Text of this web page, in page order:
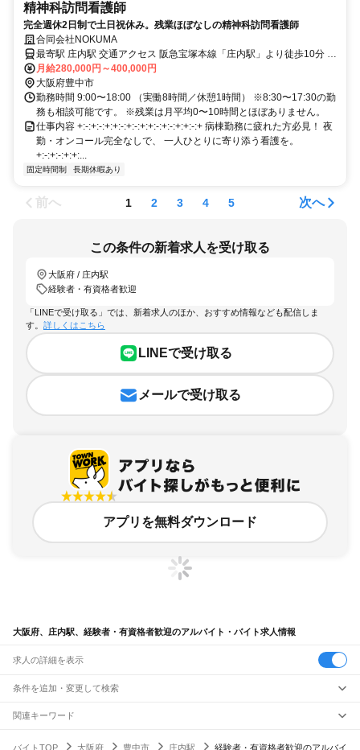
精神科訪問看護師
完全週休2日制で土日祝休み。残業ほぼなしの精神科訪問看護師
合同会社NOKUMA
最寄駅 庄内駅 交通アクセス 阪急宝塚本線「庄内駅」より徒歩10分 ※
バイク通勤OK
月給280,000円～400,000円
大阪府豊中市
勤務時間 9:00〜18:00 （実働8時間／休憩1時間） ※8:30〜17:30の勤
務も相談可能です。 ※残業は月平均0〜10時間とほぼありません。
仕事内容 +:-:+:-:+:+:-:+:-:+:+:-:+:-:+:+:-:+ 病棟勤務に疲れた方必見！ 夜
勤・オンコール完全なしで、 一人ひとりに寄り添う看護を。
+:-:+:-:+:+:...
固定時間制 長期休暇あり
前へ 1 2 3 4 5 次へ
この条件の新着求人を受け取る
大阪府 / 庄内駅
経験者・有資格者歓迎
「LINEで受け取る」では、新着求人のほか、おすすめ情報なども配信しま
す。 詳しくはこちら
LINEで受け取る
メールで受け取る
アプリを無料ダウンロード
大阪府、庄内駅、経験者・有資格者歓迎のアルバイト・バイト求人情報
求人の詳細を表示
条件を追加・変更して検索
市区町村を追加・変更
駅を追加・変更
関連キーワード
バイトTOP
大阪府 豊中市 庄内駅 経験者・有資格者歓迎のアルバイ